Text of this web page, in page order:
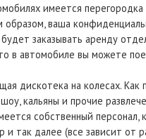
имеется
ваша
заказывать аренду
в автомобиле вы можете
дискотека на колесах.
кальяны и прочие
собственный
так далее (все зависит от